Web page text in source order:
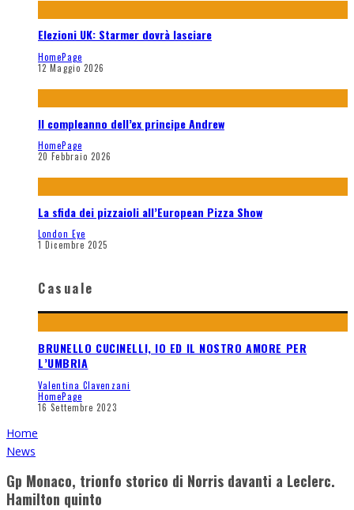
Elezioni UK: Starmer dovrà lasciare
HomePage
12 Maggio 2026
Il compleanno dell’ex principe Andrew
HomePage
20 Febbraio 2026
La sfida dei pizzaioli all’European Pizza Show
London Eye
1 Dicembre 2025
Casuale
BRUNELLO CUCINELLI, IO ED IL NOSTRO AMORE PER
L’UMBRIA
Valentina Clavenzani
HomePage
16 Settembre 2023
Home
News
Gp Monaco, trionfo storico di Norris davanti a Leclerc.
Hamilton quinto